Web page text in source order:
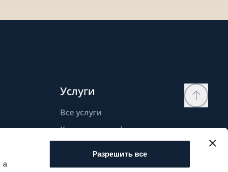
а
Разрешить все
Услуги
Все услуги
Контактная информация